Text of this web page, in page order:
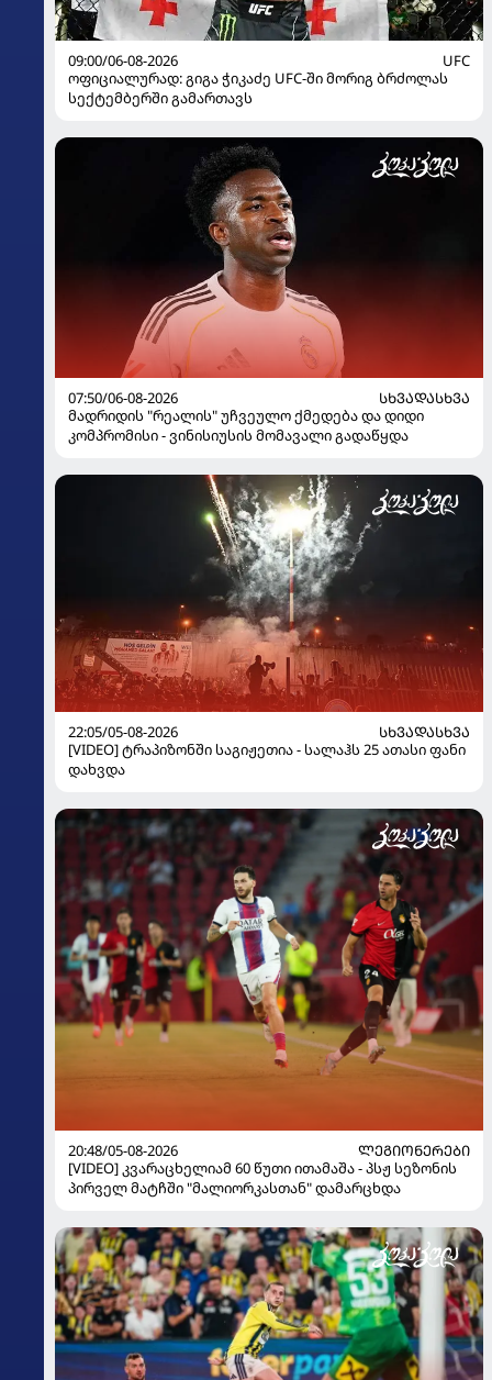
09:00/06-08-2026
UFC
ოფიციალურად: გიგა ჭიკაძე UFC-ში მორიგ ბრძოლას
სექტემბერში გამართავს
07:50/06-08-2026
ᲡᲮᲕᲐᲓᲐᲡᲮᲕᲐ
მადრიდის "რეალის" უჩვეულო ქმედება და დიდი
კომპრომისი - ვინისიუსის მომავალი გადაწყდა
22:05/05-08-2026
ᲡᲮᲕᲐᲓᲐᲡᲮᲕᲐ
[VIDEO] ტრაპიზონში საგიჟეთია - სალაჰს 25 ათასი ფანი
დახვდა
20:48/05-08-2026
ᲚᲔᲒᲘᲝᲜᲔᲠᲔᲑᲘ
[VIDEO] კვარაცხელიამ 60 წუთი ითამაშა - პსჟ სეზონის
პირველ მატჩში "მალიორკასთან" დამარცხდა